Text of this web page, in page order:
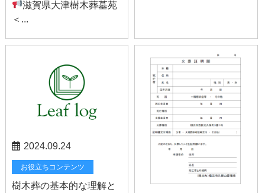
滋賀県大津樹木葬墓苑
＜...
2024.09.24
お役立ちコンテンツ
樹木葬の基本的な理解と